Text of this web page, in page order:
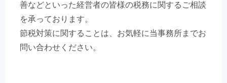
善などといった経営者の皆様の税務に関するご相談
を承っております。
節税対策に関することは、お気軽に当事務所までお
問い合わせください。